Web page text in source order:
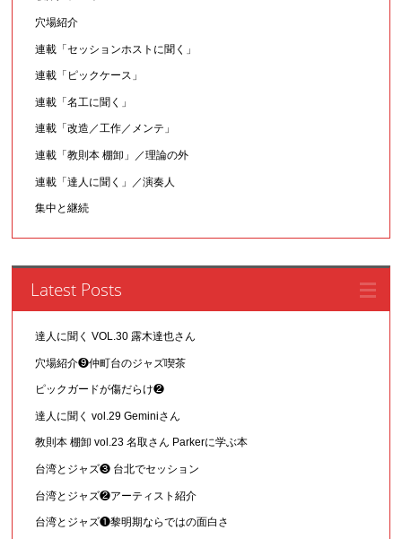
穴場紹介
連載「セッションホストに聞く」
連載「ピックケース」
連載「名工に聞く」
連載「改造／工作／メンテ」
連載「教則本 棚卸」／理論の外
連載「達人に聞く」／演奏人
集中と継続
Latest Posts
達人に聞く VOL.30 露木達也さん
穴場紹介❾仲町台のジャズ喫茶
ピックガードが傷だらけ❷
達人に聞く vol.29 Geminiさん
教則本 棚卸 vol.23 名取さん Parkerに学ぶ本
台湾とジャズ❸ 台北でセッション
台湾とジャズ❷アーティスト紹介
台湾とジャズ❶黎明期ならではの面白さ